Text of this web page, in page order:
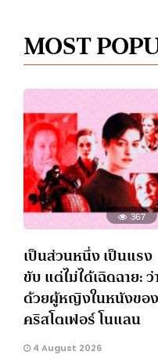
MOST
367
เป็นส่วนหนึ่ง เป็นแรง
ขับ แต่ไม่ได้เฉิดฉาย: ว่
ด้วยผู้หญิงในหนังของ
คริสโตเฟอร์ โนแลน
4 August 2026